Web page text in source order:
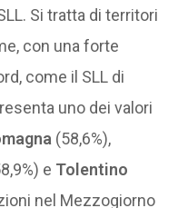
Si tratta di territori
con una forte
come il SLL di
uno dei valori
(58,6%),
e Tolentino
nel Mezzogiorno